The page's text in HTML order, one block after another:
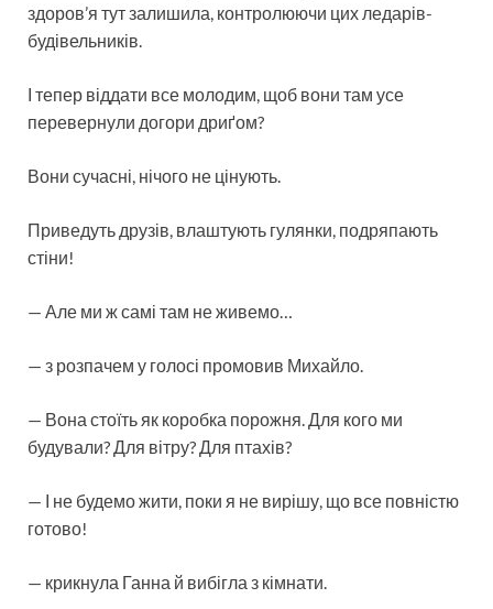
здоров’я тут залишила, контролюючи цих ледарів-
будівельників.
І тепер віддати все молодим, щоб вони там усе
перевернули догори дриґом?
Вони сучасні, нічого не цінують.
Приведуть друзів, влаштують гулянки, подряпають
стіни!
— Але ми ж самі там не живемо…
— з розпачем у голосі промовив Михайло.
— Вона стоїть як коробка порожня. Для кого ми
будували? Для вітру? Для птахів?
— І не будемо жити, поки я не вирішу, що все повністю
готово!
— крикнула Ганна й вибігла з кімнати.